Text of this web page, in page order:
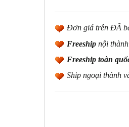
Đơn giá trên ĐÃ
Freeship nội
Freeship toàn
Ship ngoại thành